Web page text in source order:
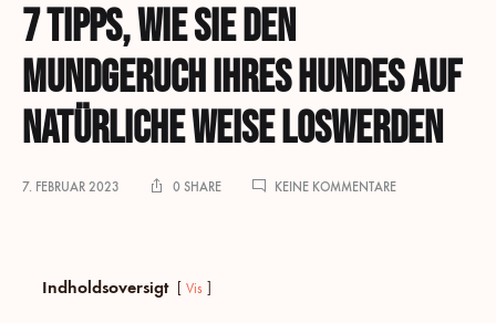
7 Tipps, wie Sie den
Mundgeruch Ihres Hundes auf
natürliche Weise loswerden
7. FEBRUAR 2023 0 SHARE KEINE KOMMENTAREZU
Indholdsoversigt Vis